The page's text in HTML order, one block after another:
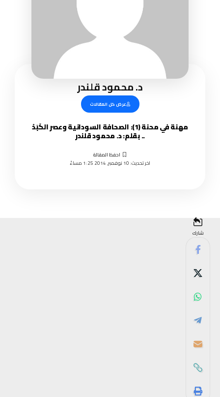
د. محمود قلندر
عرض كل المقالات
مهنة في محنة (1): الصحافة السودانية وعصر الكَبَدْ
.. بقلم: د. محمود قلندر
اخر تحديث: 10 نوفمبر, 2014 1:25 مساءً
شارك